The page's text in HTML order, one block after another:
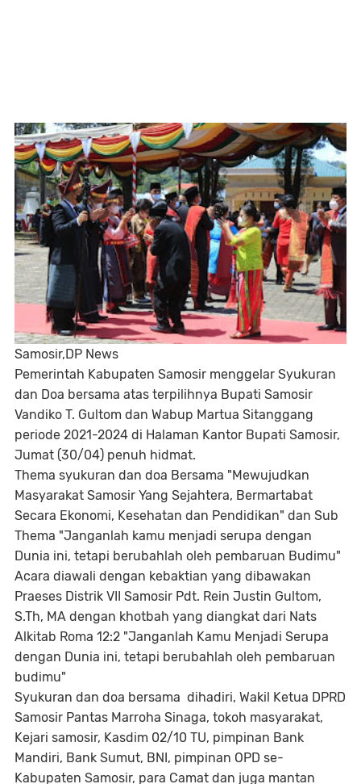
Samosir,DP News
Pemerintah Kabupaten Samosir menggelar Syukuran
dan Doa bersama atas terpilihnya Bupati Samosir
Vandiko T. Gultom dan Wabup Martua Sitanggang
periode 2021-2024 di Halaman Kantor Bupati Samosir,
Jumat (30/04) penuh hidmat.
Thema syukuran dan doa Bersama "Mewujudkan
Masyarakat Samosir Yang Sejahtera, Bermartabat
Secara Ekonomi, Kesehatan dan Pendidikan" dan Sub
Thema "Janganlah kamu menjadi serupa dengan
Dunia ini, tetapi berubahlah oleh pembaruan Budimu"
Acara diawali dengan kebaktian yang dibawakan
Praeses Distrik VII Samosir Pdt. Rein Justin Gultom,
S.Th, MA dengan khotbah yang diangkat dari Nats
Alkitab Roma 12:2 "Janganlah Kamu Menjadi Serupa
dengan Dunia ini, tetapi berubahlah oleh pembaruan
budimu"
Syukuran dan doa bersama dihadiri, Wakil Ketua DPRD
Samosir Pantas Marroha Sinaga, tokoh masyarakat,
Kejari samosir, Kasdim 02/10 TU, pimpinan Bank
Mandiri, Bank Sumut, BNI, pimpinan OPD se-
Kabupaten Samosir, para Camat dan juga mantan